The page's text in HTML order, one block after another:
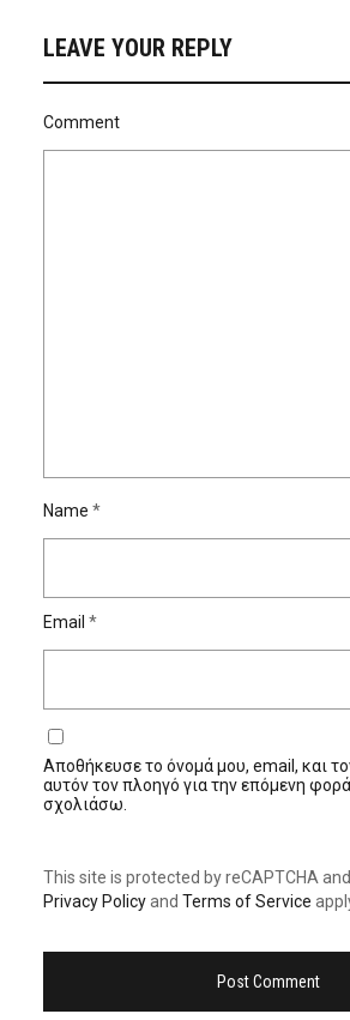
LEAVE YOUR REPLY
Comment
Name *
Email *
Αποθήκευσε το όνομά μου, email, και
αυτόν τον πλοηγό για την επόμενη
σχολιάσω.
This site is protected by reCAPTCHA
Privacy Policyand Terms of Service